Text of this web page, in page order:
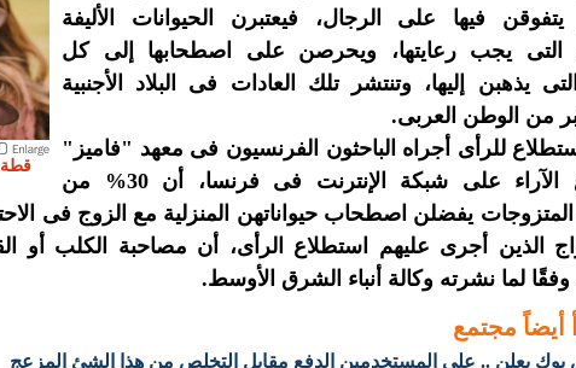
قطة
فيها على الرجال، فيعتبرن الحيوانات الأليفة
التى يجب رعايتها، ويحرصن على اصطحابها إلى كل
يذهبن إليها، وتنتشر تلك العادات فى البلاد الأجنبية
من الوطن العربى.
للرأى أجراه الباحثون الفرنسيون فى معهد "فاميز"
لاستطلاع الآراء على شبكة الإنترنت فى فرنسا، أن 30% من
الذين أجرى عليهم استطلاع الرأى، أن مصاحبة الكلب أو
وفقًا لما نشرته وكالة أنباء الشرق الأوسط.
أيضاً مجتمع
يعلن .. على المستخدمين الدفع مقابل التخلص من هذا الشئ المزعج